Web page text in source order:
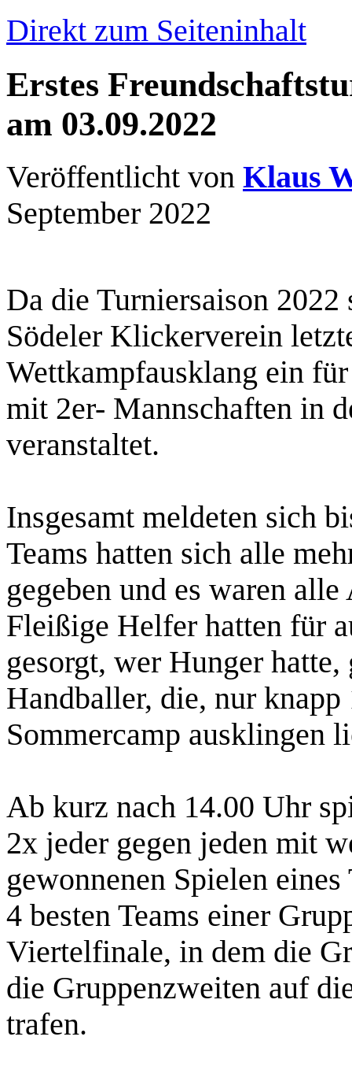
Direkt zum Seiteninhalt
Erstes
am 03.09.2022
Veröffentlicht von Klaus
September 2022
Da die Turniersaison
Södeler Klickerverein
Wettkampfausklang ein
mit 2er- Mannschaften in
veranstaltet.
Insgesamt meldeten sich
Teams hatten sich alle
gegeben und es waren
Fleißige Helfer hatten für
gesorgt, wer Hunger
Handballer, die, nur
Sommercamp ausklingen
Ab kurz nach 14.00 Uhr
2x jeder gegen jeden mit
gewonnenen Spielen
4 besten Teams einer
Viertelfinale, in dem die
die Gruppenzweiten auf
trafen.